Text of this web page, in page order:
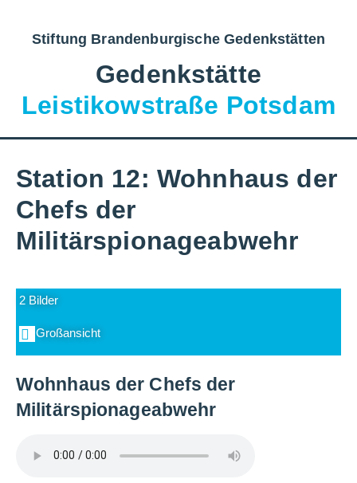
Stiftung Brandenburgische Gedenkstätten
Gedenkstätte
Leistikowstraße Potsdam
Station 12: Wohnhaus der
Chefs der
Militärspionageabwehr
2 Bilder
Großansicht
Wohnhaus der Chefs der
Militärspionageabwehr